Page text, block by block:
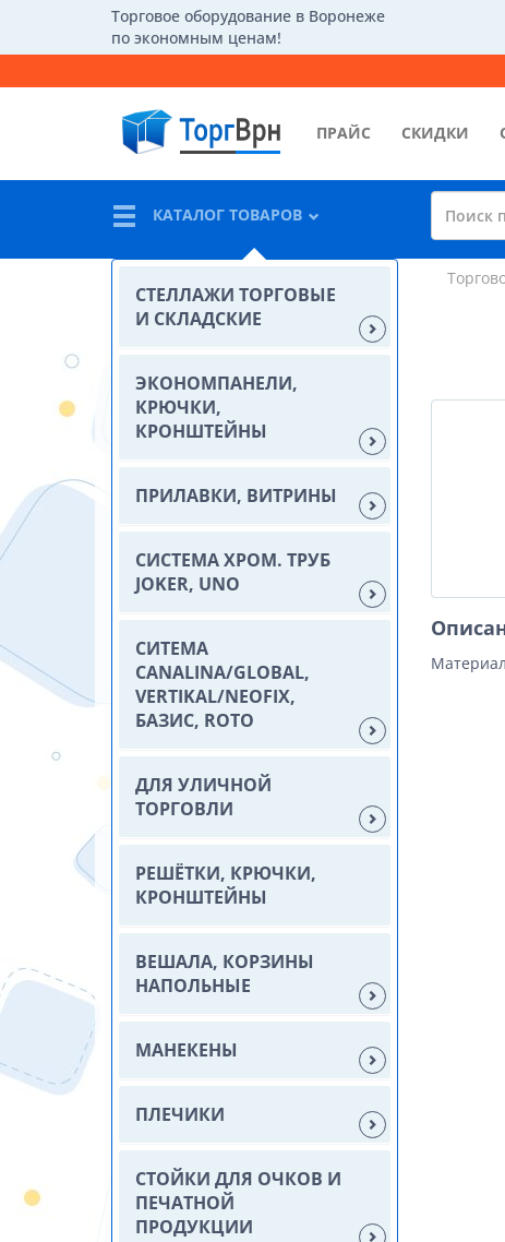
Торговое оборудование в Воронеже
по экономным ценам!
ПРАЙС СКИДКИ
КАТАЛОГ ТОВАРОВ
СТЕЛЛАЖИ ТОРГОВЫЕ
И СКЛАДСКИЕ
ЭКОНОМПАНЕЛИ,
КРЮЧКИ,
КРОНШТЕЙНЫ
ПРИЛАВКИ, ВИТРИНЫ
СИСТЕМА ХРОМ. ТРУБ
JOKER, UNO
СИТЕМА
CANALINA/GLOBAL,
VERTIKAL/NEOFIX,
БАЗИС, ROTO
ДЛЯ УЛИЧНОЙ
ТОРГОВЛИ
РЕШЁТКИ, КРЮЧКИ,
КРОНШТЕЙНЫ
ВЕШАЛА, КОРЗИНЫ
НАПОЛЬНЫЕ
МАНЕКЕНЫ
ПЛЕЧИКИ
СТОЙКИ ДЛЯ ОЧКОВ И
ПЕЧАТНОЙ
ПРОДУКЦИИ